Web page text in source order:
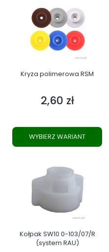
Kryza polimerowa RSM
Cena
2,60 zł
WYBIERZ WARIANT
Kołpak SW10 0-103/07/R
(system RAU)